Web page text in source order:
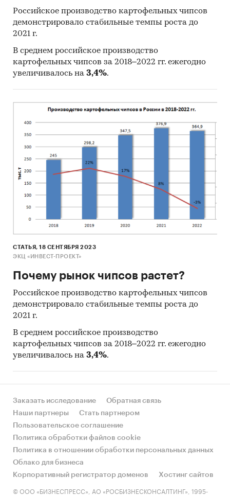
Российское производство картофельных чипсов
демонстрировало стабильные темпы роста до
2021 г.
В среднем российское производство
картофельных чипсов за 2018–2022 гг. ежегодно
увеличивалось на 3,4%.
СТАТЬЯ, 18 СЕНТЯБРЯ 2023
ЭКЦ «ИНВЕСТ-ПРОЕКТ»
Почему рынок чипсов растет?
Российское производство картофельных чипсов
демонстрировало стабильные темпы роста до
2021 г.
В среднем российское производство
картофельных чипсов за 2018–2022 гг. ежегодно
увеличивалось на 3,4%.
Заказать исследование
Обратная связь
Наши партнеры
Стать партнером
Пользовательское соглашение
Политика обработки файлов cookie
Политика в отношении обработки персональных данных
Облако для бизнеса
Корпоративный регистратор доменов
Хостинг сайтов
© ООО «БИЗНЕСПРЕСС», АО «РОСБИЗНЕСКОНСАЛТИНГ», 1995-